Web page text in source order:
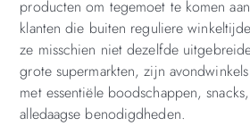
producten om tegemoet te komen
klanten die buiten reguliere
ze misschien niet dezelfde
grote supermarkten, zijn
met essentiële boodschappen,
alledaagse benodigdheden.